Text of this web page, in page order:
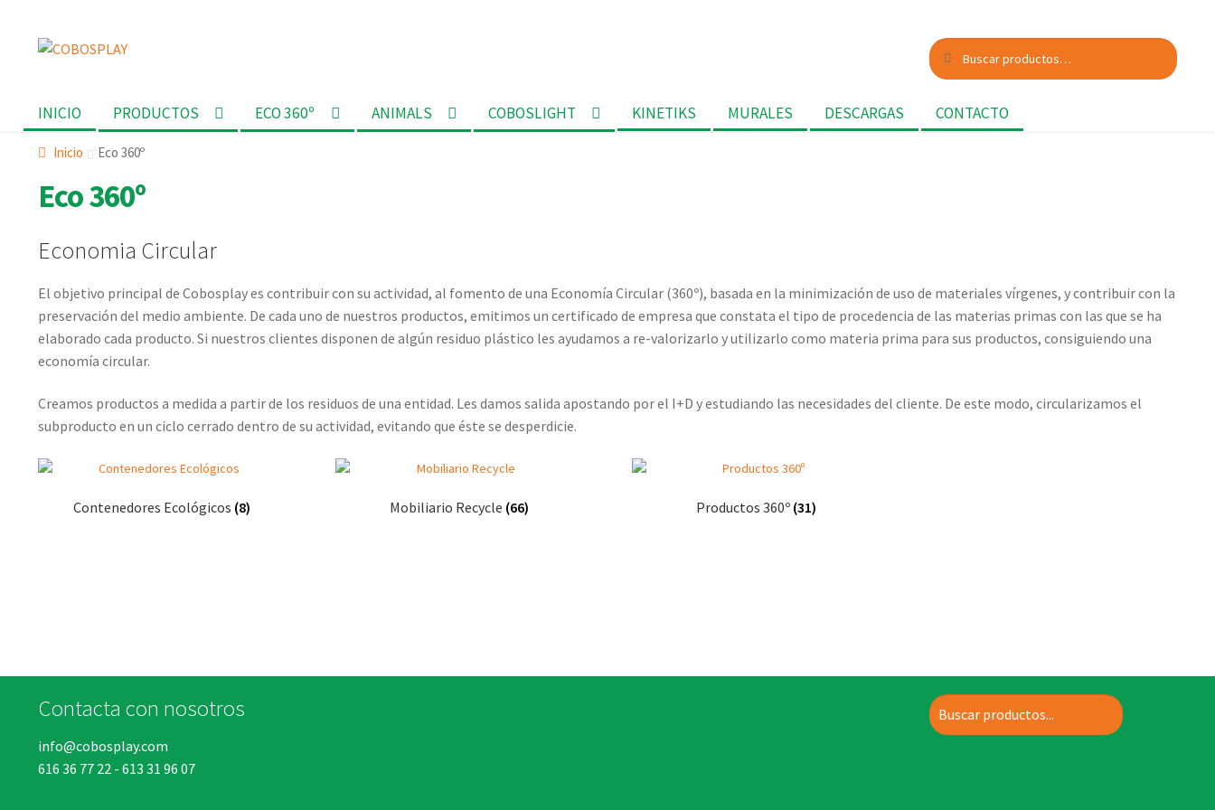
Ir
navegación
Ir
Buscar
por:
Buscar
INICIO PRODUCTOS ECO 360º ANIMALS COBOSLIGHT KINETIKS MURALES DESCARGAS CONTACTO
Inicio Eco 360º
Eco 360º
Economia Circular
El objetivo principal de Cobosplay es contribuir con su actividad, al fomento de una Economía Circular (360º), basada en la minimización de uso de materiales vírgenes, y contribuir con la
preservación del medio ambiente. De cada uno de nuestros productos, emitimos un certificado de empresa que constata el tipo de procedencia de las materias primas con las que se ha
elaborado cada producto. Si nuestros clientes disponen de algún residuo plástico les ayudamos a re-valorizarlo y utilizarlo como materia prima para sus productos, consiguiendo una
economía circular.
Creamos productos a medida a partir de los residuos de una entidad. Les damos salida apostando por el I+D y estudiando las necesidades del cliente. De este modo, circularizamos el
subproducto en un ciclo cerrado dentro de su actividad, evitando que éste se desperdicie.
Contenedores Ecológicos (8) Mobiliario Recycle (66) Productos 360º (31)
Contacta con nosotros
info@cobosplay.com
616 36 77 22- 613 31 96 07
Buscar